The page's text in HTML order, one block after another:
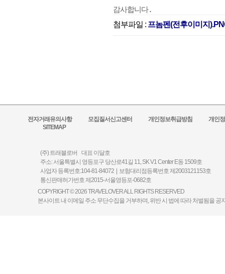
감사합니다.
첨부파일 : 프놈펜(전후이미지
전자거래유의사항 모집질서신고센터 개인정보취급방침
개인
SITEMAP
(주) 트래블로버 대표 이달호
주소: 서울특별시 영등포구 당산로41길 11, SK V1 Center E동 1509호
사업자 등록번호:104-81-84072 | 보험대리점등록번호 제2003121153호
통신판매허가번호 제2015-서울영등포-0682호
COPYRIGHT © 2026 TRAVELOVER ALL RIGHTS RESERVED
본사이트 내 이메일 주소 무단수집을 거부하며, 위반 시 법에 따라 처벌됨을 공